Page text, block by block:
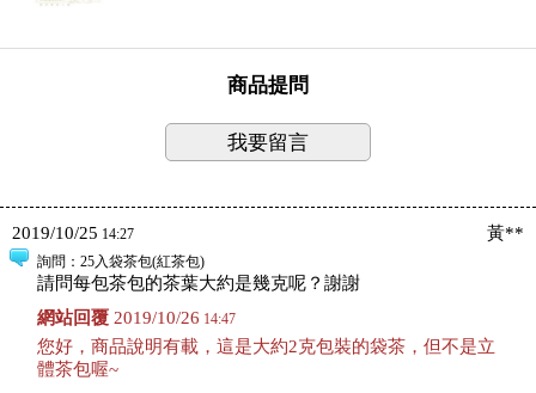
商品提問
我要留言
2019/10/25 14:27 黃**
詢問 ：25入袋茶包(紅茶包)
請問每包茶包的茶葉大約是幾克呢？謝謝
網站回覆2019/10/26 14:47
您好，商品說明有載，這是大約2克包裝的袋茶，但不是立
體茶包喔~